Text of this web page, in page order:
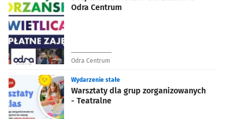
Odra Centrum
Odra Centrum
Warsztaty dla grup zorganizowanych
- Teatralne
Wydarzenie stałe